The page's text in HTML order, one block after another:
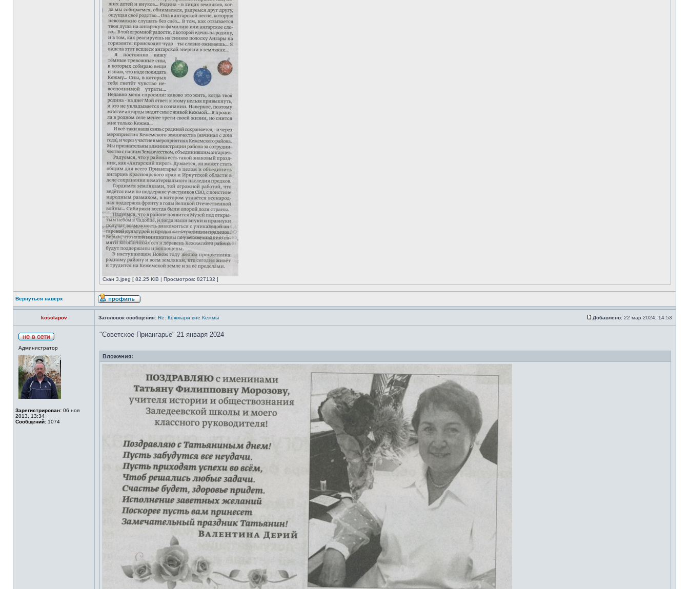
Скан 3.jpeg [ 82.25 KiB | Просмотров: 827132 ]
Вернуться наверх
kosolapov Заголовок сообщения: Re: Кежмари вне Кежмы Добавлено: 22 мар 2024, 14:53
Администратор
Зарегистрирован: 06 ноя
2013, 13:34
Сообщений: 1074
"Советское Приангарье" 21 января 2024
Вложения: